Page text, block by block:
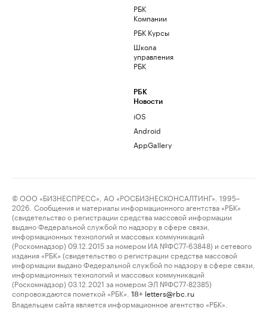
РБК
Компании
РБК Курсы
Школа
управления
РБК
РБК
Новости
iOS
Android
AppGallery
© ООО «БИЗНЕСПРЕСС», АО «РОСБИЗНЕСКОНСАЛТИНГ», 1995–
2026. Сообщения и материалы информационного агентства «РБК»
(свидетельство о регистрации средства массовой информации
выдано Федеральной службой по надзору в сфере связи,
информационных технологий и массовых коммуникаций
(Роскомнадзор) 09.12.2015 за номером ИА №ФС77-63848) и сетевого
издания «РБК» (свидетельство о регистрации средства массовой
информации выдано Федеральной службой по надзору в сфере связи,
информационных технологий и массовых коммуникаций
(Роскомнадзор) 03.12.2021 за номером ЭЛ №ФС77-82385)
сопровождаются пометкой «РБК».
18+ letters@rbc.ru
Владельцем сайта является информационное агентство «РБК».